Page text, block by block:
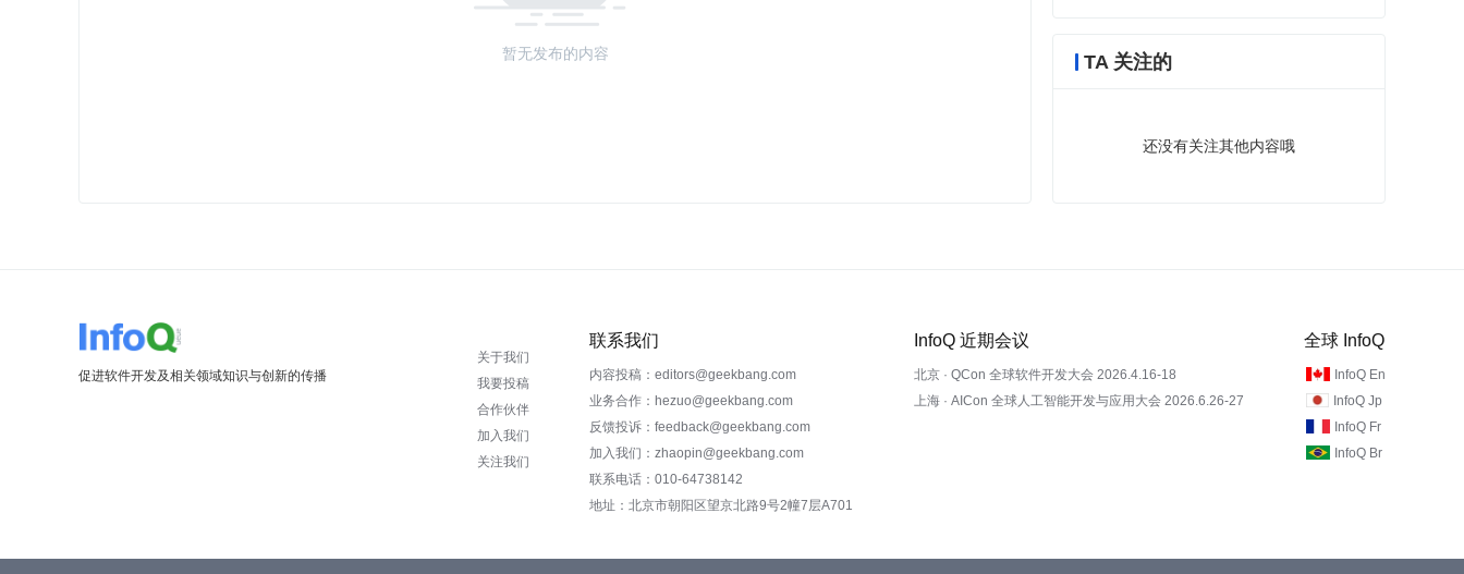
暂无发布的内容 TA 关注的
还没有关注其他内容哦
促进软件开发及相关领域知识与创新的传播
关于我们
我要投稿
合作伙伴
加入我们
关注我们
联系我们
内容投稿：editors@geekbang.com
业务合作：hezuo@geekbang.com
反馈投诉：feedback@geekbang.com
加入我们：zhaopin@geekbang.com
联系电话：010-64738142
地址：北京市朝阳区望京北路9号2幢7层A701
InfoQ 近期会议
北京 · QCon 全球软件开发大会 2026.4.16-18
上海 · AICon 全球人工智能开发与应用大会 2026.6.26-27
全球 InfoQ
InfoQ En
InfoQ Jp
InfoQ Fr
InfoQ Br